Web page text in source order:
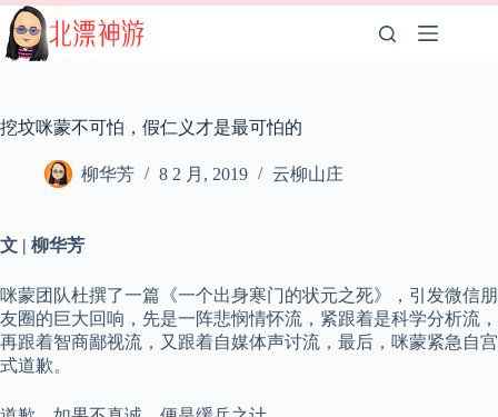
跳
至
内
挖坟咪蒙不可怕，假仁义才是最可怕的
柳华芳 8 2 月, 2019 云柳山庄
文 | 柳华芳
咪蒙团队杜撰了一篇《一个出身寒门的状元之死》，引发微信朋
友圈的巨大回响，先是一阵悲悯情怀流，紧跟着是科学分析流，
再跟着智商鄙视流，又跟着自媒体声讨流，最后，咪蒙紧急自宫
式道歉。